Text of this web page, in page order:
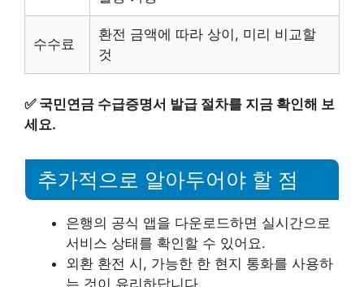
수수료
환전 금액에 따라 상이, 미리 비교할
것
✅ 국민연금 수급증명서 발급 절차를 지금 확인해 보
세요.
추가적으로 알아두어야 할 점
은행의 공식 앱을 다운로드하면 실시간으로
서비스 상태를 확인할 수 있어요.
외환 환전 시, 가능한 한 현지 통화를 사용하
는 것이 유리하답니다.